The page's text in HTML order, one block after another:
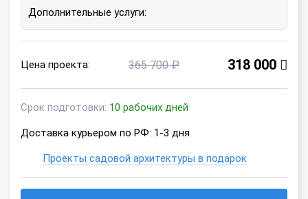
Дополнительные услуги:
Цена проекта: 365 700 ₽ 318 000
Срок подготовки: 10 рабочих дней
Доставка курьером по РФ: 1-3 дня
Проекты садовой архитектуры в подарок